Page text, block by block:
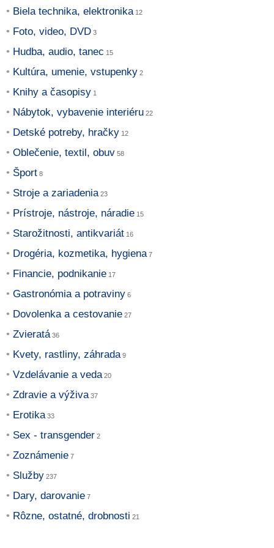
Biela technika, elektronika
Foto, video, DVD
Hudba, audio, tanec
Kultúra, umenie, vstupenky
Knihy a časopisy
Nábytok, vybavenie interiéru
Detské potreby, hračky
Oblečenie, textil, obuv
Šport
Stroje a zariadenia
Prístroje, nástroje, náradie
Starožitnosti, antikvariát
Drogéria, kozmetika, hygiena
Financie, podnikanie
Gastronómia a potraviny
Dovolenka a cestovanie
Zvieratá
Kvety, rastliny, záhrada
Vzdelávanie a veda
Zdravie a výživa
Erotika
Sex - transgender
Zoznámenie
Služby
Dary, darovanie
Rôzne, ostatné, drobnosti